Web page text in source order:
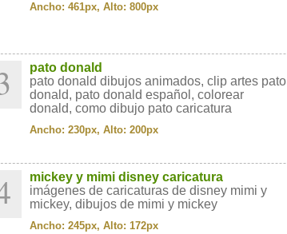
Ancho: 461px, Alto: 800px
pato donald
pato donald dibujos animados, clip artes pato
donald, pato donald español, colorear
donald, como dibujo pato caricatura
Ancho: 230px, Alto: 200px
mickey y mimi disney caricatura
imágenes de caricaturas de disney mimi y
mickey, dibujos de mimi y mickey
Ancho: 245px, Alto: 172px